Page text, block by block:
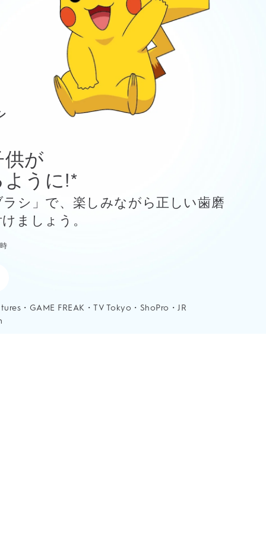
供が
うに!*
シ」で、楽しみながら正しい歯磨
ましょう。
・GAME FREAK・TV Tokyo・ShoPro・JR